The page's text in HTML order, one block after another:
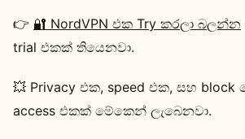
👉 🔐 NordVPN එක Try කරලා බලන්න
trial එකක් තියෙනවා.
💥 Privacy එක, speed එක, සහ
access එකක් මේකෙන් ලැබෙනවා.